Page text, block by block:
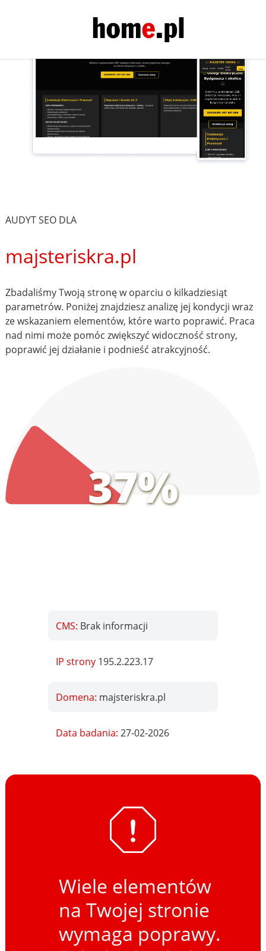
AUDYT SEO DLA
majsteriskra.pl
Zbadaliśmy Twoją stronę w oparciu o kilkadziesiąt
parametrów. Poniżej znajdziesz analizę jej kondycji wraz
ze wskazaniem elementów, które warto poprawić. Praca
nad nimi może pomóc zwiększyć widoczność strony,
poprawić jej działanie i podnieść atrakcyjność.
37%
CMS: Brak informacji
IP strony 195.2.223.17
Domena: majsteriskra.pl
Data badania:27-02-2026
Wiele elementów
na Twojej stronie
wymaga poprawy.